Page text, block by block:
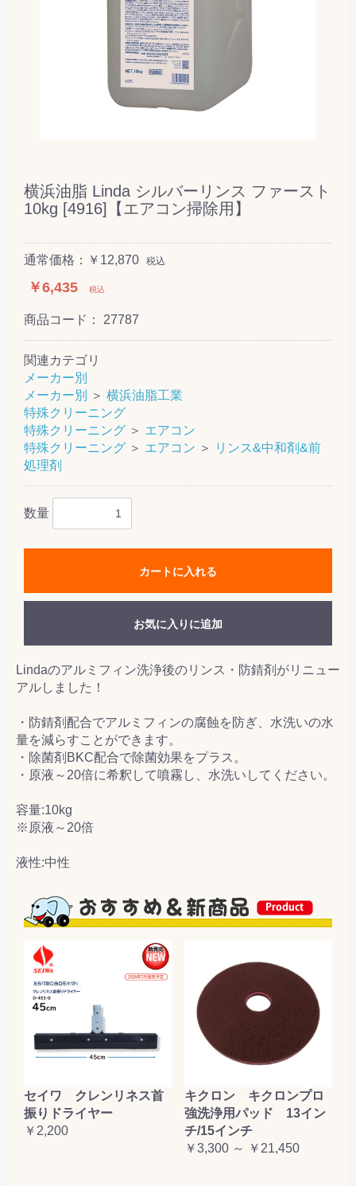
横浜油脂 Linda シルバーリンス ファースト
10kg [4916]【エアコン掃除用】
通常価格：￥12,870 税込
￥6,435 税込
商品コード： 27787
関連カテゴリ
メーカー別
メーカー別
＞ 横浜油脂工業
特殊クリーニング
特殊クリーニング ＞ エアコン
特殊クリーニング ＞ エアコン ＞
リンス&中和剤&前
処理剤
数量
カートに入れる
お気に入りに追加
Lindaのアルミフィン洗浄後のリンス・防錆剤がリニュー
アルしました！
・防錆剤配合でアルミフィンの腐蝕を防ぎ、水洗いの水
量を減らすことができます。
・除菌剤BKC配合で除菌効果をプラス。
・原液～20倍に希釈して噴霧し、水洗いしてください。
容量:10kg
※原液～20倍
液性:中性
セイワ クレンリネス首
振りドライヤー
￥2,200
キクロン キクロンプロ
強洗浄用パッド 13イン
チ/15インチ
￥3,300 ～ ￥21,450